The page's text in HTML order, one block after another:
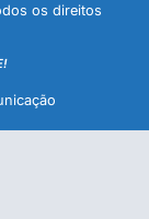
os direitos